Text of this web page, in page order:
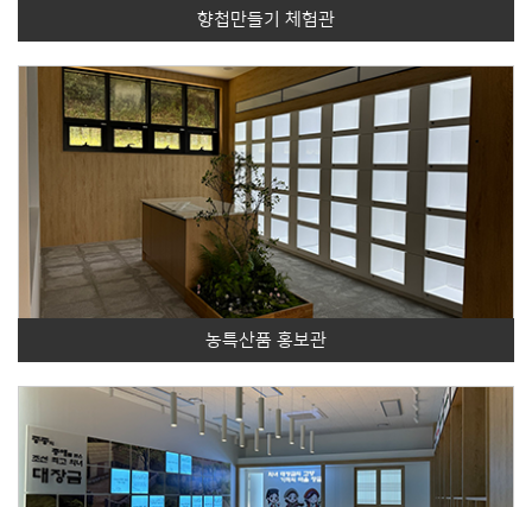
향첩만들기 체험관
농특산품 홍보관